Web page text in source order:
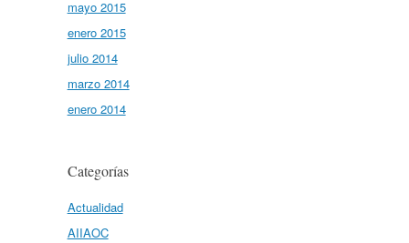
mayo 2015
enero 2015
julio 2014
marzo 2014
enero 2014
Categorías
Actualidad
AIIAOC